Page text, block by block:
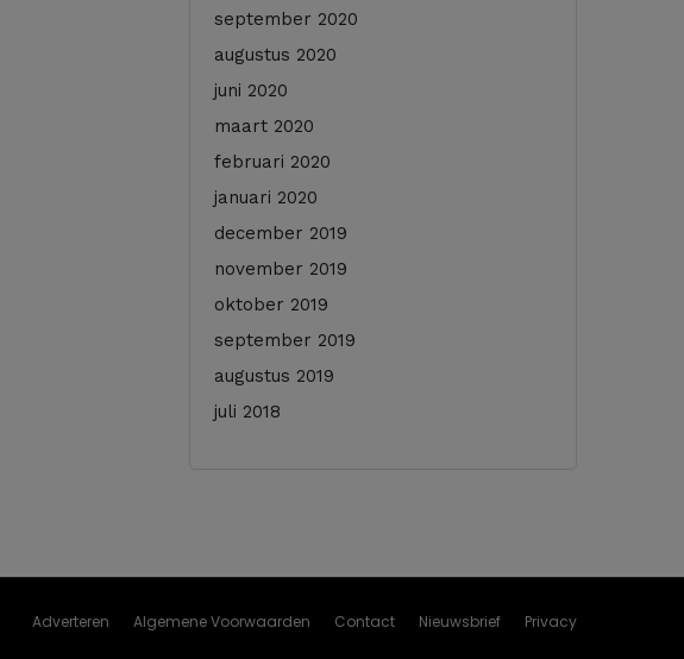
september 2020
augustus 2020
juni 2020
maart 2020
februari 2020
januari 2020
december 2019
november 2019
oktober 2019
september 2019
augustus 2019
juli 2018
Adverteren Algemene Voorwaarden Contact Nieuwsbrief Privacy